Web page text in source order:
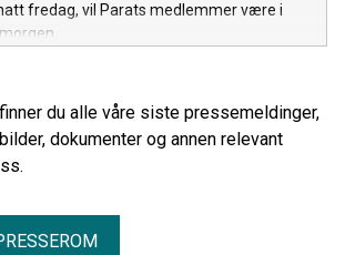
fredag, vil Parats medlemmer være i
du alle våre siste pressemeldinger,
dokumenter og annen relevant